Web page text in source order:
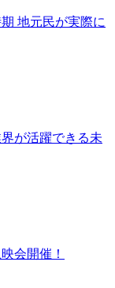
地元民が実際に
が活躍できる未
会開催！